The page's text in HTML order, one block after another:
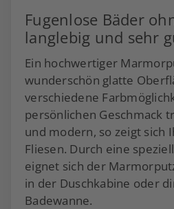
Fugenlose Bäder
langlebig und sehr
Ein hochwertiger
wunderschön glatte
verschiedene
persönlichen Geschmack
und modern, so zeigt sich
Fliesen. Durch eine
eignet sich der
in der Duschkabine oder
Badewanne.